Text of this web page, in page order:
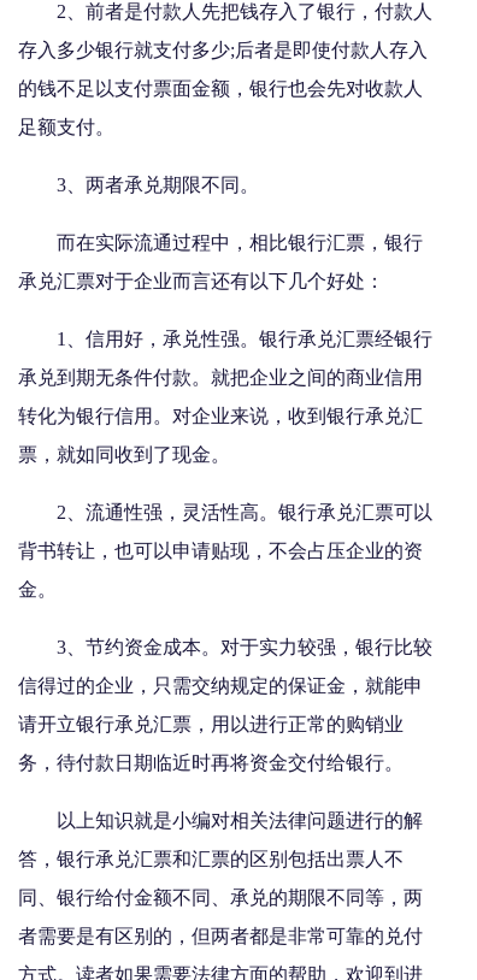
2、前者是付款人先把钱存入了银行，付款人
存入多少银行就支付多少;后者是即使付款人存入
的钱不足以支付票面金额，银行也会先对收款人
足额支付。
3、两者承兑期限不同。
而在实际流通过程中，相比银行汇票，银行
承兑汇票对于企业而言还有以下几个好处：
1、信用好，承兑性强。银行承兑汇票经银行
承兑到期无条件付款。就把企业之间的商业信用
转化为银行信用。对企业来说，收到银行承兑汇
票，就如同收到了现金。
2、流通性强，灵活性高。银行承兑汇票可以
背书转让，也可以申请贴现，不会占压企业的资
金。
3、节约资金成本。对于实力较强，银行比较
信得过的企业，只需交纳规定的保证金，就能申
请开立银行承兑汇票，用以进行正常的购销业
务，待付款日期临近时再将资金交付给银行。
以上知识就是小编对相关法律问题进行的解
答，银行承兑汇票和汇票的区别包括出票人不
同、银行给付金额不同、承兑的期限不同等，两
者需要是有区别的，但两者都是非常可靠的兑付
方式。读者如果需要法律方面的帮助，欢迎到进